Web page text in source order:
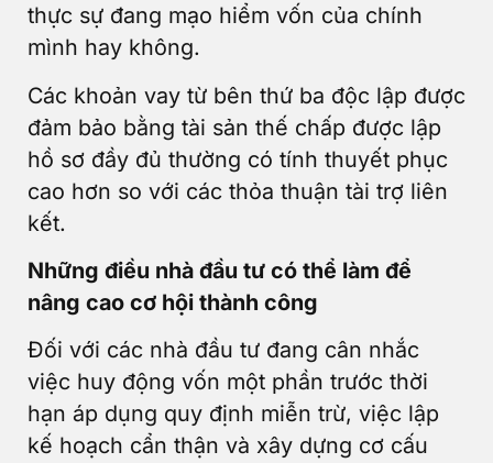
thực sự đang mạo hiểm vốn của chính
mình hay không.
Các khoản vay từ bên thứ ba độc lập được
đảm bảo bằng tài sản thế chấp được lập
hồ sơ đầy đủ thường có tính thuyết phục
cao hơn so với các thỏa thuận tài trợ liên
kết.
Những điều nhà đầu tư có thể làm để
nâng cao cơ hội thành công
Đối với các nhà đầu tư đang cân nhắc
việc huy động vốn một phần trước thời
hạn áp dụng quy định miễn trừ, việc lập
kế hoạch cẩn thận và xây dựng cơ cấu